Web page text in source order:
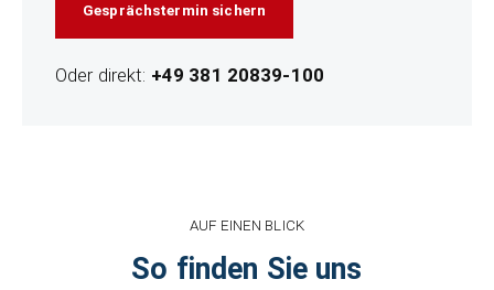
Gesprächstermin sichern
Oder direkt: +49 381 20839-100
AUF EINEN BLICK
So finden Sie uns